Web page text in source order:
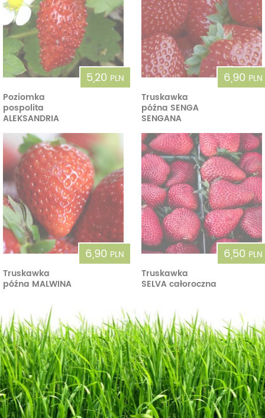
5,20 PLN
Poziomka
pospolita
ALEKSANDRIA
6,90 PLN
Truskawka
późna SENGA
SENGANA
6,90 PLN
Truskawka
późna MALWINA
6,50 PLN
Truskawka
SELVA całoroczna